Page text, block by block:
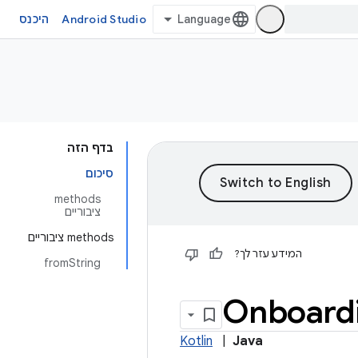
Android Studio היכנס
בדף הזה
סיכום
‫methods
ציבוריים
‫methods ציבוריים
fromString
המידע עזר לך?
Kotlin Java